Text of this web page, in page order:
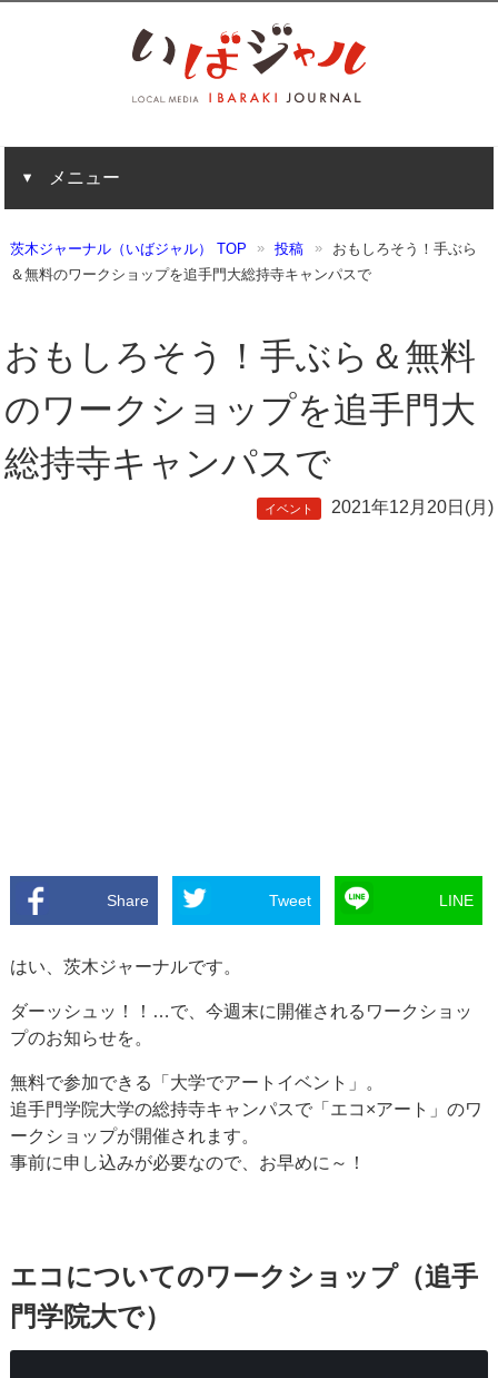
メニュー
茨木ジャーナル（いばジャル） TOP 投稿
おもしろそう！手ぶら
＆無料のワークショップを追手門大総持寺キャンパスで
おもしろそう！手ぶら＆無料
のワークショップを追手門大
総持寺キャンパスで
イベント 2021年12月20日(月)
Share Tweet LINE
はい、茨木ジャーナルです。
ダーッシュッ！！…で、今週末に開催されるワークショッ
プのお知らせを。
無料で参加できる「大学でアートイベント」。
追手門学院大学の総持寺キャンパスで「エコ×アート」のワ
ークショップが開催されます。
事前に申し込みが必要なので、お早めに～！
エコについてのワークショップ（追手
門学院大で）